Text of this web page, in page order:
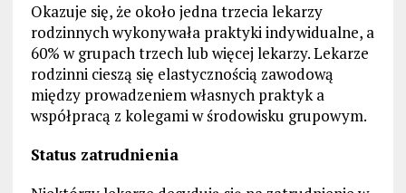
Okazuje się, że około jedna trzecia lekarzy
rodzinnych wykonywała praktyki indywidualne, a
60% w grupach trzech lub więcej lekarzy. Lekarze
rodzinni cieszą się elastycznością zawodową
między prowadzeniem własnych praktyk a
współpracą z kolegami w środowisku grupowym.
Status zatrudnienia